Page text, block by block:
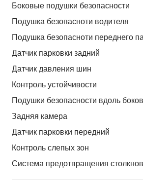
Боковые подушки безопасности
Подушка безопасноти водителя
Подушка безопасноти переднего
Датчик парковки задний
Датчик давления шин
Контроль устойчивости
Подушки безопасности вдоль
Задняя камера
Датчик парковки передний
Контроль слепых зон
Система предотвращения